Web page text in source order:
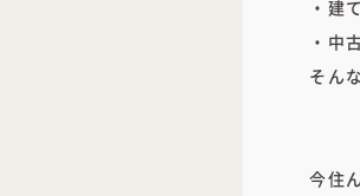
・建
・中
そん
今住